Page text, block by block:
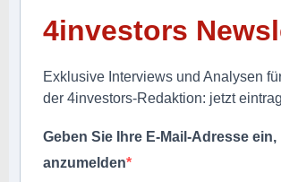
4investors
Exklusive Interviews und Analysen
der 4investors-Redaktion: jetzt
Geben Sie Ihre E-Mail-Adresse ein,
anzumelden